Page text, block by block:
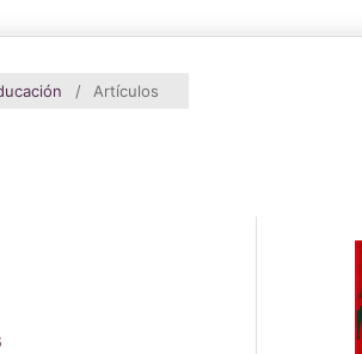
/ Artículos